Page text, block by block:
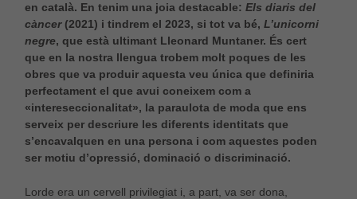
en català. En tenim una joia destacable: Els diaris del
càncer(2021) i tindrem el 2023, si tot va bé, L’unicorni
negre, que està ultimant Lleonard Muntaner. És cert
que en la nostra llengua trobem molt poques de les
obres que va produir aquesta veu única que definiria
perfectament el que avui coneixem com a
«intereseccionalitat», la paraulota de moda que ens
serveix per descriure les diferents identitats que
s’encavalquen en una persona i com aquestes poden
ser motiu d’opressió, dominació o discriminació.
Lorde era un cervell privilegiat i, a part, va ser dona,